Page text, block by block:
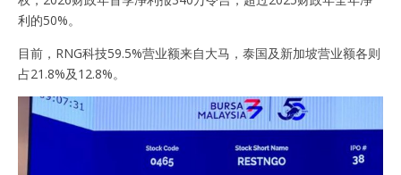
利的50%。
目前，RNG科技59.5%营业额来自大马，泰国及新加坡营业额各则
占21.8%及12.8%。